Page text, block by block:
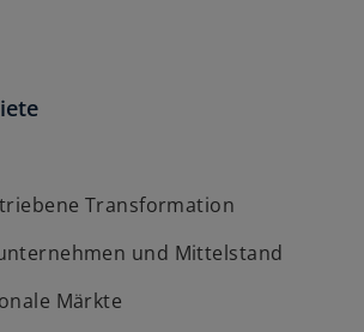
Transformation
und Mittelstand
Märkte